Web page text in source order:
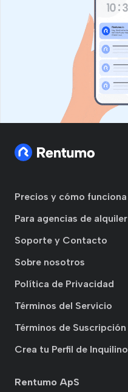
Precios y cómo funciona
Para agencias de alquiler
Soporte y Contacto
Sobre nosotros
Política de Privacidad
Términos del Servicio
Términos de Suscripción
Crea tu Perfil de Inquilino
Rentumo ApS